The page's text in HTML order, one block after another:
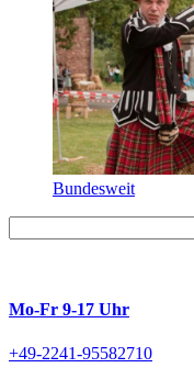
Bundesweit
Mo-Fr 9-17 Uhr
+49-2241-95582710